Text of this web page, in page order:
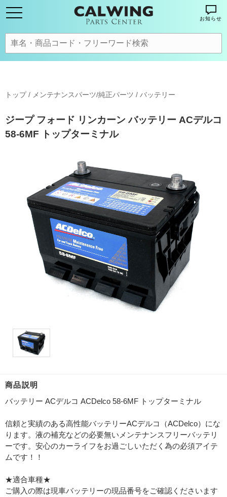
お知らせ
トップ/ メンテナンスパーツ/純正パーツ / バッテリー
ジープ フォード リンカーン バッテリー ACデルコ
58-6MF トップターミナル
商品説明
バッテリー ACデルコ ACDelco 58-6MF トップターミナル
信頼と実績のある高性能バッテリーACデルコ（ACDelco）にな
ります。液の補充などの必要無いメンテナンスフリーバッテリ
ーです。安心のカーライフをお過ごしいただく為の必須アイテ
ムです！！
★適合車種★
ご購入の際は現車バッテリーの現品番号をご確認くださいます